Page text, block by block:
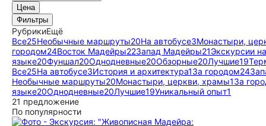
Цена
Фильтры
РубрикиЕщё
Все25Необычные маршруты20На автобусе3Монастыри,
городом24Восток Мадейры22Запад Мадейры21Экскурсии
языке20Фуншал20Однодневные20Обзорные20Лучшие19
Все25На автобусе3История и архитектура1За городом24
Необычные маршруты20Монастыри, церкви, храмы1За
языке20Однодневные20Лучшие19Уникальный опыт1
21 предложение
По популярности